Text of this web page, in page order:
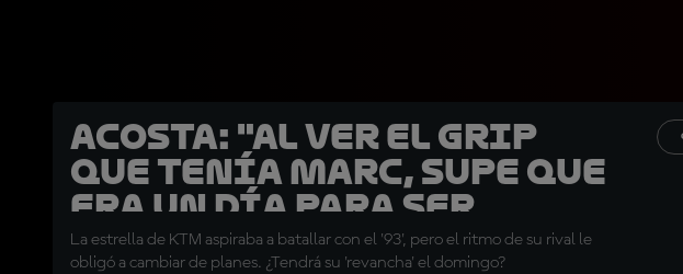
Acosta: "Al ver el grip
que tenía Marc, supe que
era un día para ser
segundo"
La estrella de KTM aspiraba a batallar con el '93', pero el ritmo de su rival le
obligó a cambiar de planes. ¿Tendrá su 'revancha' el domingo?